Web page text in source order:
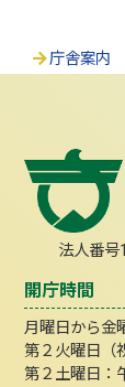
庁舎案内
法人番号
開庁時間
月曜日から金
第２火曜日（
第２土曜日：